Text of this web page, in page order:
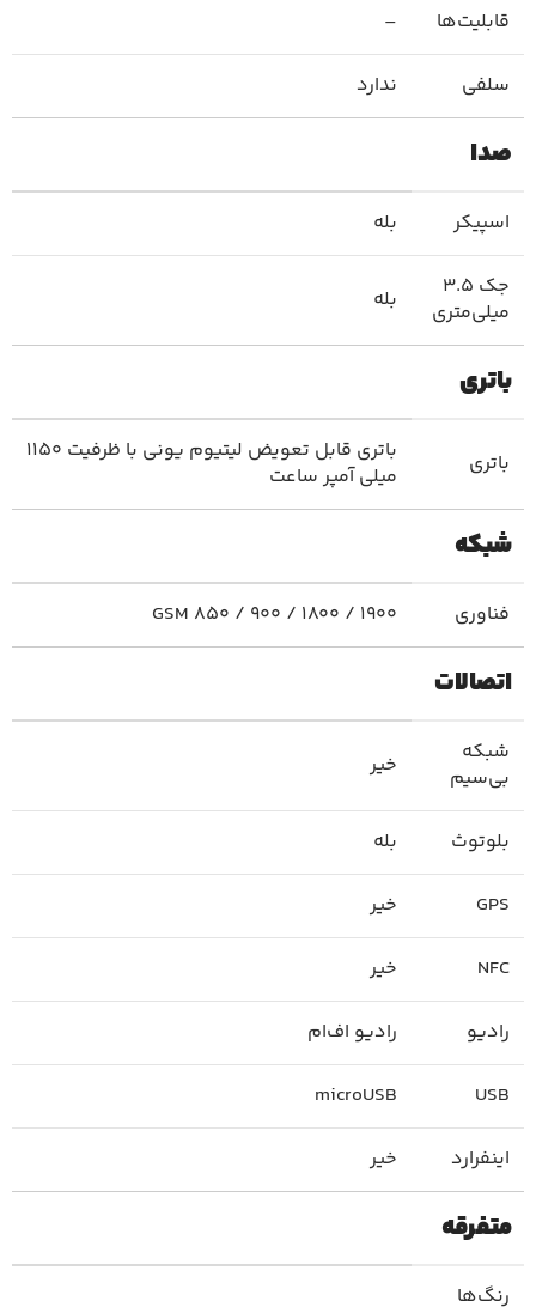
قابلیت‌ها –
سلفی ندارد
صدا
اسپیکر بله
جک ۳.۵
میلی‌متری
بله
باتری
باتری
باتری قابل تعویض لیتیوم یونی با ظرفیت 1150
میلی آمپر ساعت
شبکه
فناوری GSM 850 / 900 / 1800 / 1900
اتصالات
شبکه
بی‌سیم
خیر
بلوتوث بله
GPS خیر
NFC خیر
رادیو رادیو اف‌ام
USB
microUSB
اینفرارد خیر
متفرقه
رنگ‌ها